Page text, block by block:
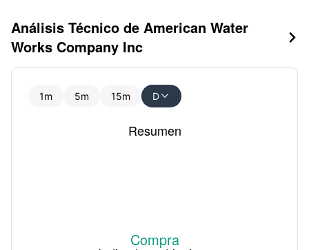
Análisis Técnico de American Water
Works Company Inc

1m 5m 15m D
Resumen
Compra